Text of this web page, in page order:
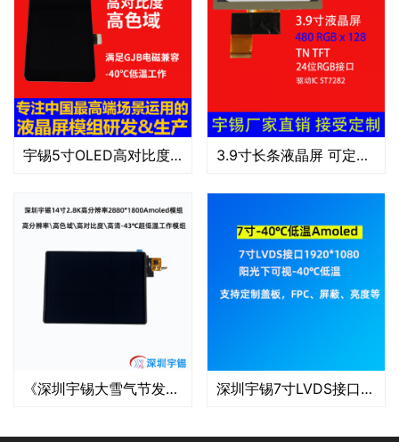
宇锡5寸OLED高对比度高色域屏幕720*1280，可用于天通，北三，低轨手持终端 3.9寸长条液晶屏 可定制 分辨率 480*128 高清高亮工控仪表仪器屏
《深圳宇锡大雪气节发布14寸2880*1800高分辨率超轻薄配置-43℃低温工作模组》 深圳宇锡7寸LVDS接口1920*1080阳光下可视-40℃低温Amoled屏模组浩然出货